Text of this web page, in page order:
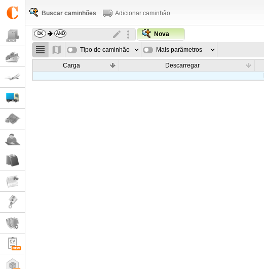
Buscar caminhões Adicionar caminhão
Nova
Tipo de caminhão Mais parâmetros
Carga Descarregar